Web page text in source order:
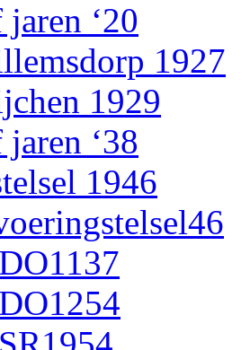
jaren ‘20
1927
1929
jaren ‘38
1946
DO1137
DO1254